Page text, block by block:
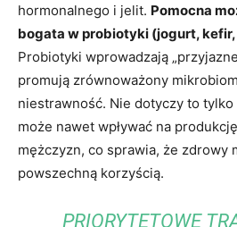
hormonalnego i jelit. Pomocna
bogata w probiotyki (jogurt,
Probiotyki wprowadzają
promują zrównoważony
niestrawność. Nie dotyczy to tylko
może nawet wpływać na
mężczyzn, co sprawia, że ​​zdrowy
powszechną korzyścią.
PRIORYTETOWE